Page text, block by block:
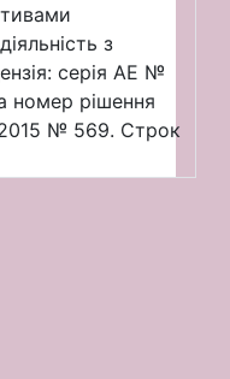
з
серія АЕ №
номер рішення
№ 569. Строк